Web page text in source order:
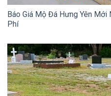
Báo Giá Mộ Đá Hưng Yên
Phí